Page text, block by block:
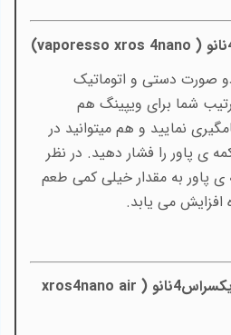
vaporesso xros 4nano
)
به دو صورت دستی و اتوماتیک
شما برای ویپینگ هم
نمایید و هم میتوانید در
ی پاور را فشار دهید. در نظر
ی پاور به مقدار خیلی کمی طعم
می یابد.
(
xros4nano air